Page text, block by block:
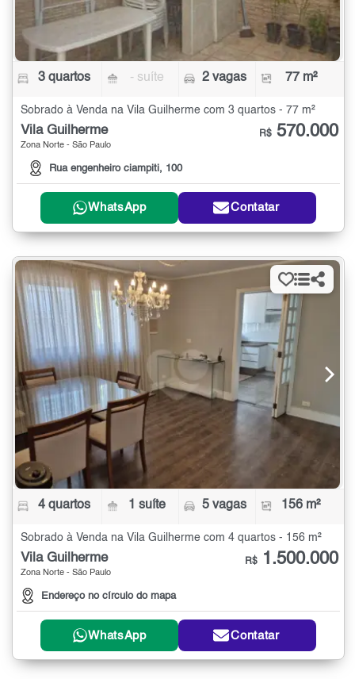
3 quartos - suíte 2 vagas 77 m²
Sobrado à Venda na Vila Guilherme com 3 quartos - 77 m²
Vila Guilherme
Zona Norte - São Paulo
Rua engenheiro ciampiti, 100
R$ 570.000
WhatsApp Contatar
4 quartos 1 suíte 5 vagas 156 m²
Sobrado à Venda na Vila Guilherme com 4 quartos - 156 m²
Vila Guilherme
Zona Norte - São Paulo
Endereço no círculo do mapa
R$ 1.500.000
WhatsApp Contatar